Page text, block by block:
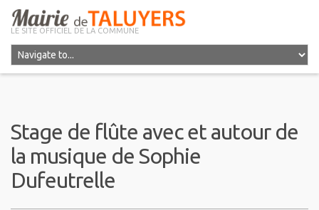
LE SITE OFFICIEL DE LA COMMUNE
Stage de flûte avec et autour de
la musique de Sophie
Dufeutrelle